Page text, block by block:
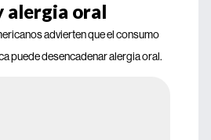
alergia oral
advierten que el consumo
puede desencadenar alergia oral.